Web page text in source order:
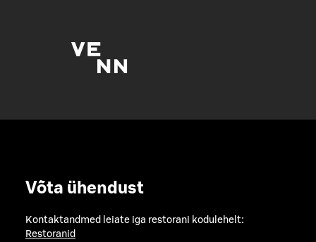
Võta ühendust
Kontaktandmed leiate iga restorani kodulehelt:
Restoranid